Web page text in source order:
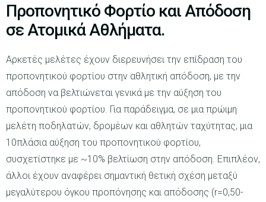
Προπονητικό Φορτίο και Απόδοση
σε Ατομικά Αθλήματα.
Αρκετές μελέτες έχουν διερευνήσει την επίδραση του
προπονητικού φορτίου στην αθλητική απόδοση, με την
απόδοση να βελτιώνεται γενικά με την αύξηση του
προπονητικού φορτίου. Για παράδειγμα, σε μια πρώιμη
μελέτη ποδηλατών, δρομέων και αθλητών ταχύτητας, μια
10πλάσια αύξηση του προπονητικού φορτίου,
συσχετίστηκε με ~10% βελτίωση στην απόδοση. Επιπλέον,
άλλοι έχουν αναφέρει σημαντική θετική σχέση μεταξύ
μεγαλύτερου όγκου προπόνησης και απόδοσης (r=0,50-